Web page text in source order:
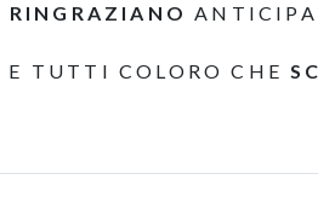
RINGRAZIANO
E TUTTI COLORO CHE